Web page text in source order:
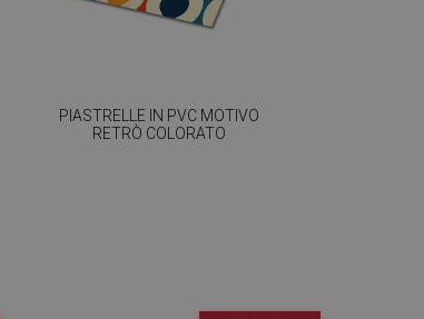
PIASTRELLE IN PVC MOTIVO
RETRÒ COLORATO